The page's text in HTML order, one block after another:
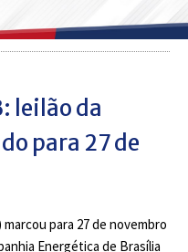
leilão da
para 27 de
para 27 de novembro
Energética de Brasília